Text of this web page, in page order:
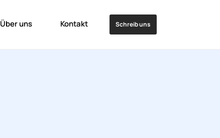
Über uns Kontakt Schreib uns